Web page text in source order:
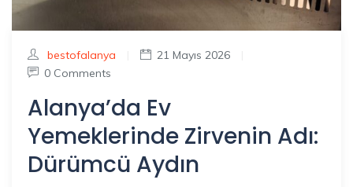
bestofalanya 21 Mayıs 2026
0 Comments
Alanya’da Ev
Yemeklerinde Zirvenin Adı:
Dürümcü Aydın